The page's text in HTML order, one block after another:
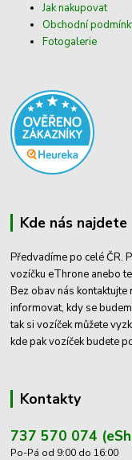
Jak nakupovat
Obchodní
Fotogalerie
Kde nás najdete
Předvadíme po celé ČR.
vozíčku eThrone anebo
Bez obav nás
informovat, kdy se
tak si vozíček můžete
kde pak vozíček budete
Kontakty
737 570 074
Po-Pá od 9:00 do 16:00